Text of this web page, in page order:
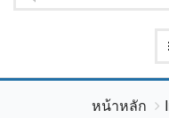
หน้าหลัก